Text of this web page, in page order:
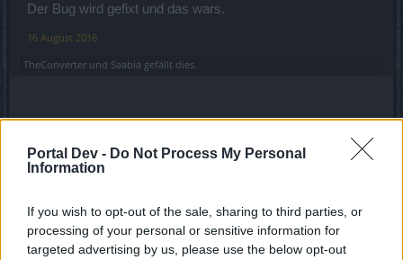
Portal Dev - Do Not Process My Personal
Information
If you wish to opt-out of the sale, sharing to third parties, or
processing of your personal or sensitive information for
targeted advertising by us, please use the below opt-out
Der Bug wird gefixt und das wars.
16 August 2016
TheConverter und Saabia gefällt dies.
Ich bin mir sehr sicher, dass die Bugger nix zu befürchten haben.
Der Bug wird gefixt und das wars.